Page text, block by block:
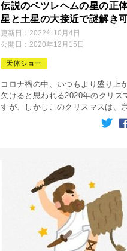
伝説のベツレヘムの星の正
星と土星の大接近で謎解き
更新日：2022年10月4日
公開日：2020年12月15日
天体ショー
コロナ禍の中、いつもより盛り上
欠けると思われる2020年のクリス
すが、しかしこのクリスマスは、
には天文のビッグイベントになり
す。 それは、キリストの誕生を告